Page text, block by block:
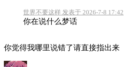
世界不要这样 发表于 2026-7-8 17:42
你在说什么梦话
你觉得我哪里说错了请直接指出来